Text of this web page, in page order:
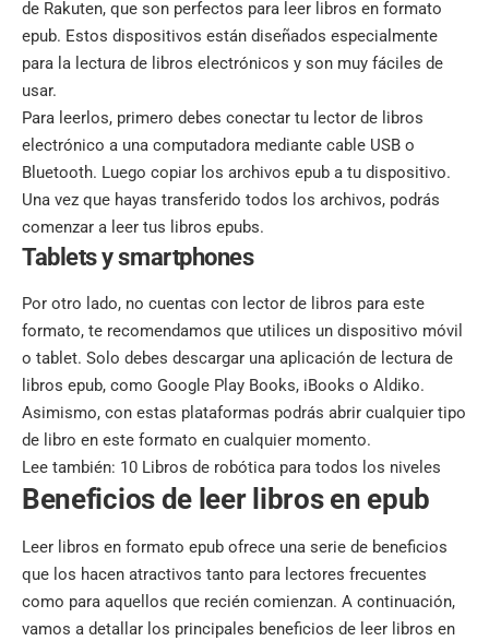
de Rakuten, que son perfectos para leer libros en formato
epub. Estos dispositivos están diseñados especialmente
para la lectura de libros electrónicos y son muy fáciles de
usar.
Para leerlos, primero debes conectar tu lector de libros
electrónico a una computadora mediante cable USB o
Bluetooth. Luego copiar los archivos epub a tu dispositivo.
Una vez que hayas transferido todos los archivos, podrás
comenzar a leer tus libros epubs.
Tablets y smartphones
Por otro lado, no cuentas con lector de libros para este
formato, te recomendamos que utilices un dispositivo móvil
o tablet. Solo debes descargar una aplicación de lectura de
libros epub, como Google Play Books, iBooks o Aldiko.
Asimismo, con estas plataformas podrás abrir cualquier tipo
de libro en este formato en cualquier momento.
Lee también: 10 Libros de robótica para todos los niveles
Beneficios de leer libros en epub
Leer libros en formato epub ofrece una serie de beneficios
que los hacen atractivos tanto para lectores frecuentes
como para aquellos que recién comienzan. A continuación,
vamos a detallar los principales beneficios de leer libros en